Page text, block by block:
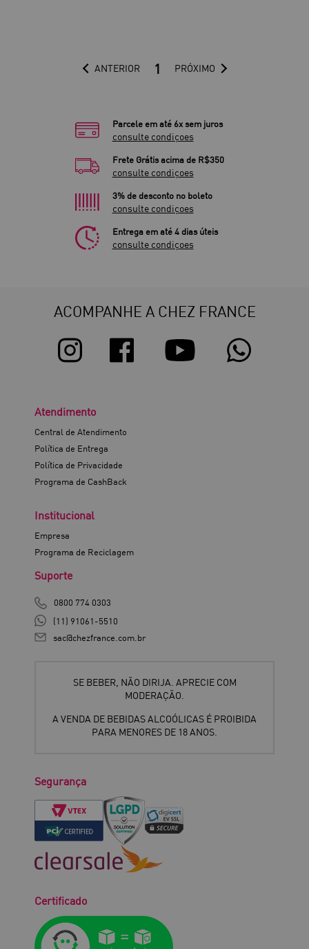
ANTERIOR 1 PRÓXIMO
Parcele em até 6x sem juros
consulte condiçoes
Frete Grátis acima de R$350
consulte condiçoes
3% de desconto no boleto
consulte condiçoes
Entrega em até 4 dias úteis
consulte condiçoes
ACOMPANHE A CHEZ FRANCE
Atendimento
Central de Atendimento
Política de Entrega
Política de Privacidade
Programa de CashBack
Institucional
Empresa
Programa de Reciclagem
Suporte
0800 774 0303
(11) 91061-5510
sac@chezfrance.com.br
SE BEBER, NÃO DIRIJA. APRECIE COM
MODERAÇÃO.
A VENDA DE BEBIDAS ALCOÓLICAS É PROIBIDA
PARA MENORES DE 18 ANOS.
Segurança
Certificado